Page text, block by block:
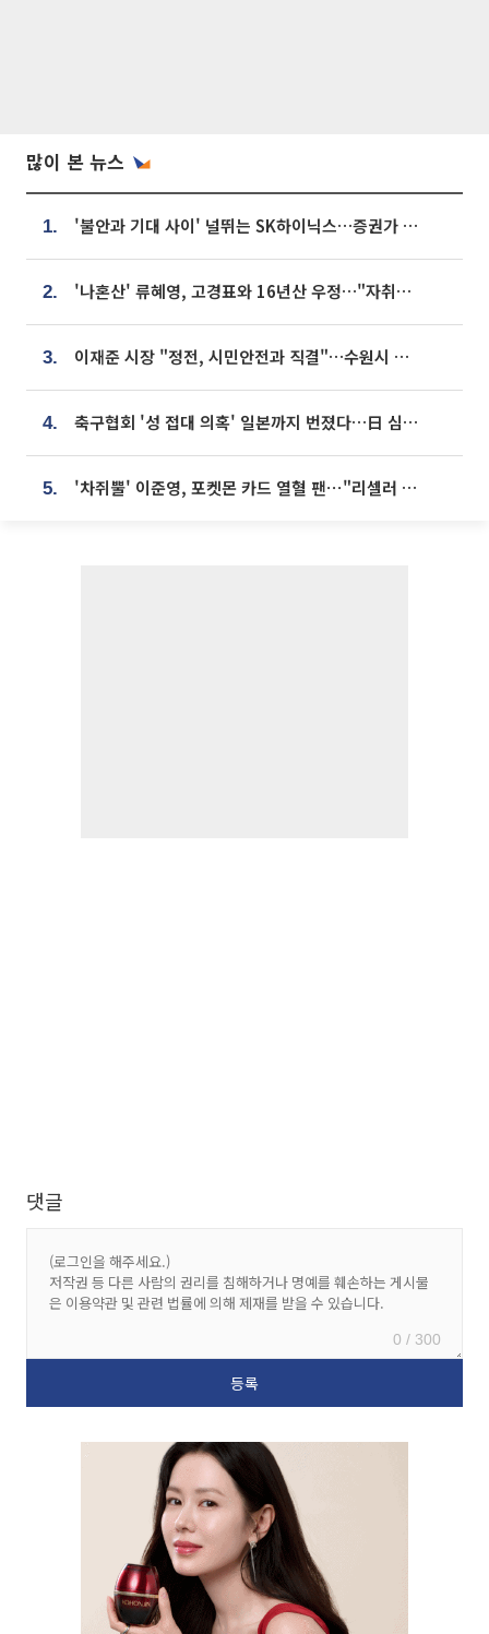
많이 본 뉴스
1. '불안과 기대 사이' 널뛰는 SK하이닉스…증권가 "HBM4·LTA 기반 펀터멘털 견고"
2. '나혼산' 류혜영, 고경표와 16년산 우정…"자취방서 부모님과 마주쳐"
3. 이재준 시장 "정전, 시민안전과 직결"…수원시 비상대응체계 가동
4. 축구협회 '성 접대 의혹' 일본까지 번졌다…日 심판 실명 공개
5. '차쥐뿔' 이준영, 포켓몬 카드 열혈 팬⋯"리셀러 처단할 것"
댓글
0 / 300